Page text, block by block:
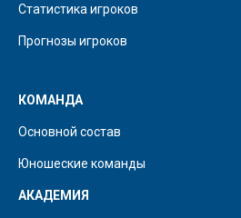
Статистика игроков
Прогнозы игроков
КОМАНДА
Основной состав
Юношеские команды
АКАДЕМИЯ